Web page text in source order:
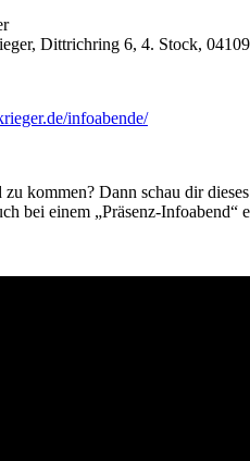
Dittrichring 6, 4. Stock,
infoabende/
kommen? Dann schau dir
bei einem „Präsenz-Infoabend“